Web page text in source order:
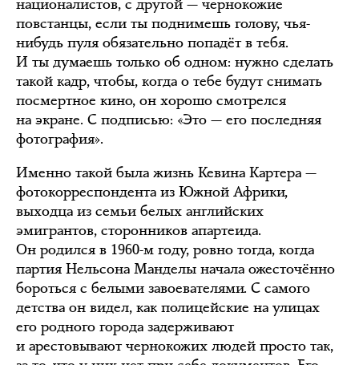
националистов, с другой — чернокожие
повстанцы, если ты поднимешь голову, чья-
нибудь пуля обязательно попадёт в тебя.
И ты думаешь только об одном: нужно сделать
такой кадр, чтобы, когда о тебе будут снимать
посмертное кино, он хорошо смотрелся
на экране. С подписью: «Это — его последняя
фотография».
Именно такой была жизнь Кевина Картера —
фотокорреспондента из Южной Африки,
выходца из семьи белых английских
эмигрантов, сторонников апартеида.
Он родился в 1960-м году, ровно тогда, когда
партия Нельсона Манделы начала ожесточённо
бороться с белыми завоевателями. С самого
детства он видел, как полицейские на улицах
его родного города задерживают
и арестовывают чернокожих людей просто так,